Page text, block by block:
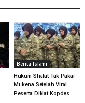
Berita Islami
Hukum Shalat Tak Pakai
Mukena Setelah Viral
Peserta Diklat Kopdes